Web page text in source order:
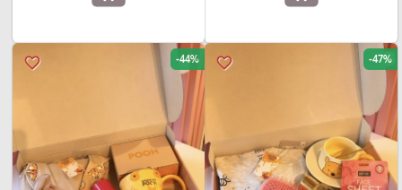
favorite_border -47%
favorite_border -44%